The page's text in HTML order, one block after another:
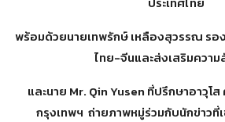
พร้อมด้วยนายเทพรักษ์ เหลืองสุวรรณ รอ
ไทย-จีนและส่งเสริมควา
และนาย Mr. Qin Yusen ที่ปรึกษาอาวุ
กรุงเทพฯ ถ่ายภาพหมู่ร่วมกับนักข่าวที่